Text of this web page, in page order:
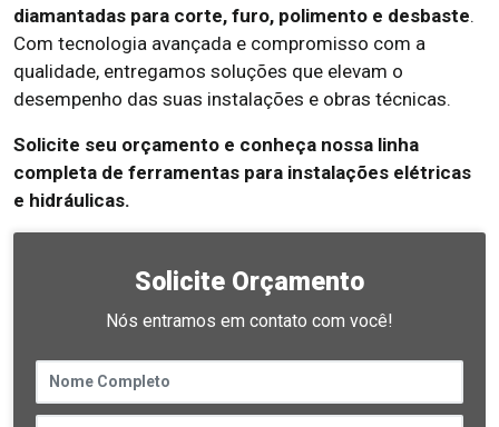
diamantadas para corte, furo, polimento e desbaste.
Com tecnologia avançada e compromisso com a
qualidade, entregamos soluções que elevam o
desempenho das suas instalações e obras técnicas.
Solicite seu orçamento e conheça nossa linha
completa de ferramentas para instalações elétricas
e hidráulicas.
Solicite Orçamento
Nós entramos em contato com você!